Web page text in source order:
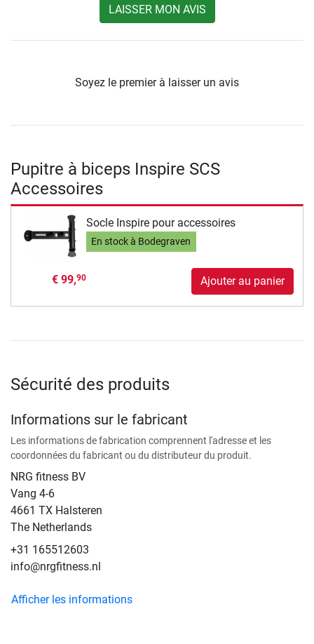
LAISSER MON AVIS
Soyez le premier à laisser un avis
Pupitre à biceps Inspire SCS
Accessoires
Socle Inspire pour accessoires
En stock à Bodegraven
€ 99,90 Ajouter au panier
Sécurité des produits
Informations sur le fabricant
Les informations de fabrication comprennent l'adresse et les
coordonnées du fabricant ou du distributeur du produit.
NRG fitness BV
Vang 4-6
4661 TX Halsteren
The Netherlands
+31 165512603
info@nrgfitness.nl
Afficher les informations